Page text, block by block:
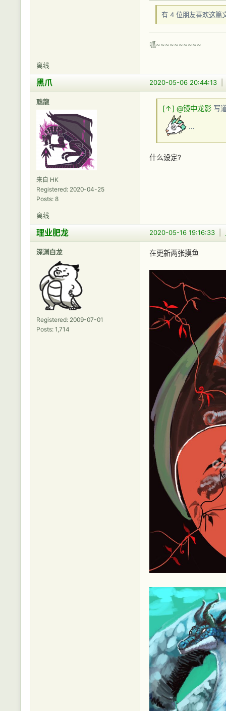
有 4 位朋友喜欢这篇
呱~~~~~~~~~~
离线
2020-05-06 20:44:13
黑爪
虺龍
来自 HK
Registered: 2020-04-25
Posts: 8
[↑] @镜中龙影写
…
什么设定?
离线
2020-05-16 19:16:33
理业肥龙
深渊白龙
Registered: 2009-07-01
Posts: 1,714
在更新两张摸鱼